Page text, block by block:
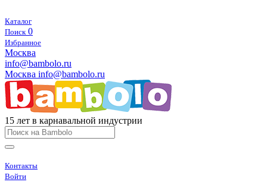
Каталог
Поиск 0
Избранное
Москва
info@bambolo.ru
Москва info@bambolo.ru
15 лет в карнавальной индустрии
Контакты
Войти